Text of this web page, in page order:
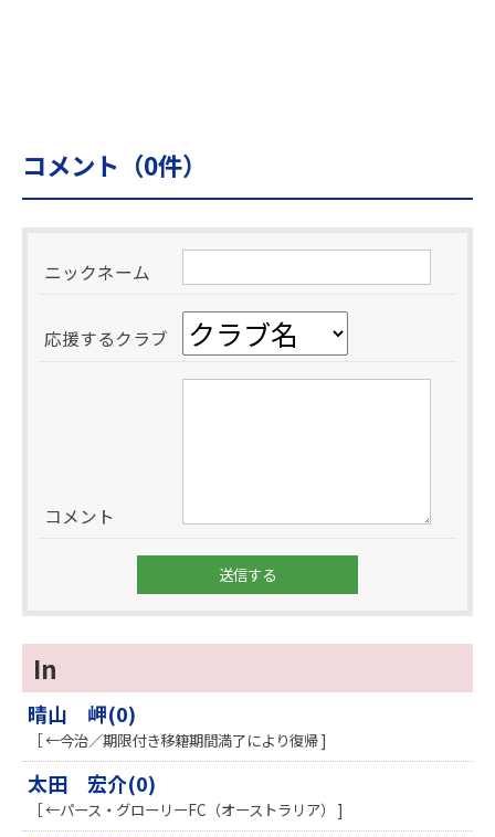
コメント（0件）
ニックネーム
応援するクラブ
コメント
In
晴山 岬(0)
［ ←今治／期限付き移籍期間満了により復帰 ]
太田 宏介(0)
［ ←パース・グローリーFC（オーストラリア） ]